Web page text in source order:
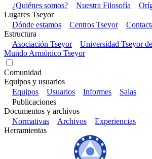
¿Quiénes somos?
Nuestra Filosofía
Lugares Tseyor
Dónde estamos
Centros Tseyor
Estructura
Asociación Tseyor
Universidad Tseyor
Mundo Armónico Tseyor
Comunidad
Equipos y usuarios
Equipos
Usuarios Informes
Salas
Publicaciones
Documentos y archivos
Normativas
Archivos
Experiencias
Herramientas